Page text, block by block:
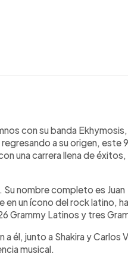
con su banda
a su origen, este
una carrera llena de éxitos,
Su nombre completo es Juan
en un ícono del rock latino, ha
Grammy Latinos y tres
él, junto a Shakira y Carlos
musical.